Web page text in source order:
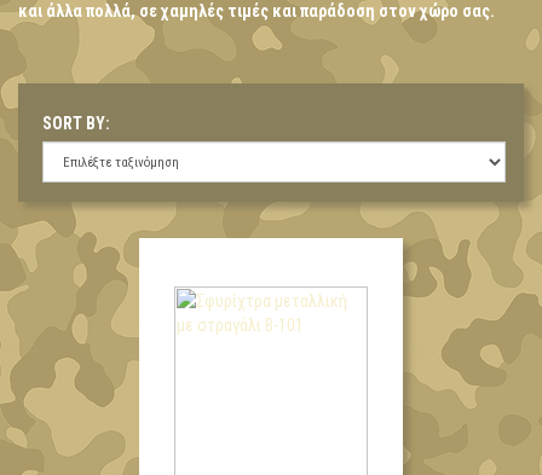
και άλλα πολλά, σε χαμηλές τιμές και παράδοση στον χώρο σας.
SORT BY: